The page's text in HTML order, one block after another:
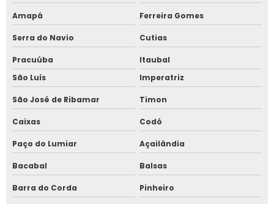
Amapá Ferreira Gomes
Serra do Navio Cutias
Pracuúba
Itaubal
São Luís
Imperatriz
São José de Ribamar Timon
Caixas Codó
Paço do Lumiar Açailândia
Bacabal Balsas
Barra do Corda Pinheiro